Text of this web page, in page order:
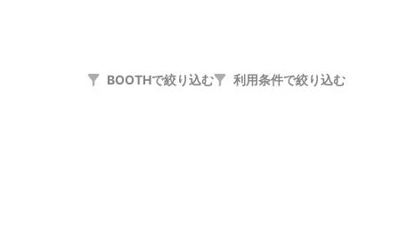
BOOTHで絞り込む 利用条件で絞り込む